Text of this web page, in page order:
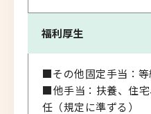
福利厚生
■その他固定手当：等
■他手当：扶養、住
任（規定に準ずる）